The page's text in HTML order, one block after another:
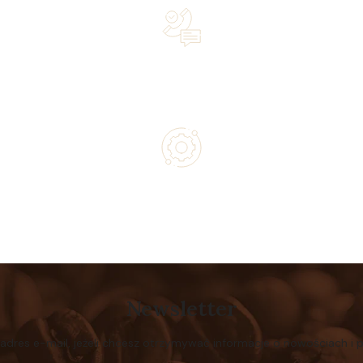
Newsletter
e-mail, jeżeli chcesz otrzymywać informacje o nowościach i